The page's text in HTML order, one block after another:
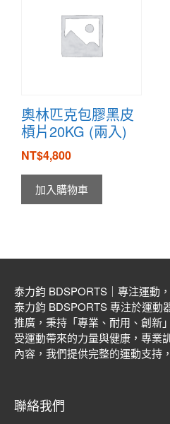
奧林匹克包膠黑皮
槓片20KG (兩入)
NT$4,800
加入購物車
泰力鈞 BDSPORTS｜專注運動
泰力鈞 BDSPORTS 專注於運動
推廣，秉持「專業、耐用、創新
受運動帶來的力量與健康，專業
內容，我們提供完整的運動支持
聯絡我們